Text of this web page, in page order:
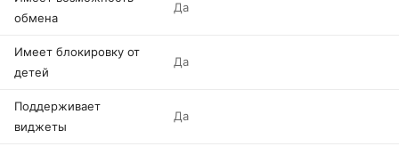
обмена
Да
Имеет блокировку от
детей
Да
Поддерживает
виджеты
Да